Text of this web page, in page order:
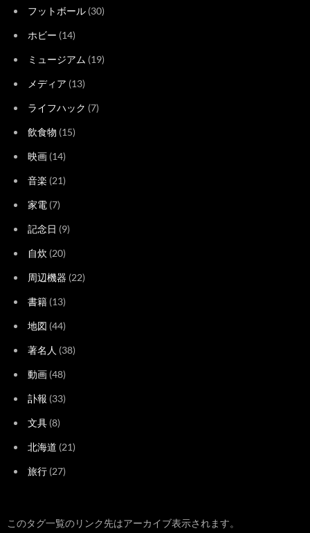
フットボール (30)
ホビー (14)
ミュージアム (19)
メディア (13)
ライフハック (7)
飲食物 (15)
映画 (14)
音楽 (21)
家電 (7)
記念日 (9)
自炊 (20)
周辺機器 (22)
書籍 (13)
地図 (44)
著名人 (38)
動画 (48)
訃報 (33)
文具 (8)
北海道 (21)
旅行 (27)
このタグ一覧のリンク先はアーカイブ表示されます。